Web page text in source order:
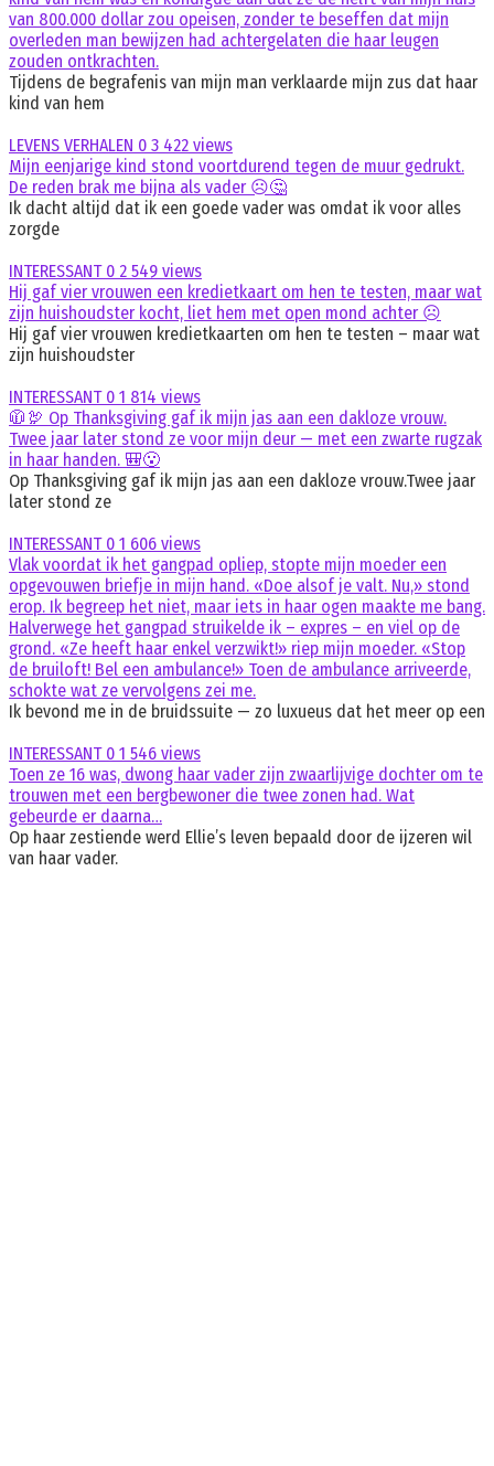
van 800.000 dollar zou opeisen, zonder te beseffen dat mijn
overleden man bewijzen had achtergelaten die haar leugen
zouden ontkrachten.
Tijdens de begrafenis van mijn man verklaarde mijn zus dat haar
kind van hem
LEVENS VERHALEN 0 3 422 views
Mijn eenjarige kind stond voortdurend tegen de muur gedrukt.
De reden brak me bijna als vader ☹️🤔
Ik dacht altijd dat ik een goede vader was omdat ik voor alles
zorgde
INTERESSANT0 2 549 views
Hij gaf vier vrouwen een kredietkaart om hen te testen, maar wat
zijn huishoudster kocht, liet hem met open mond achter ☹️
Hij gaf vier vrouwen kredietkaarten om hen te testen – maar wat
zijn huishoudster
INTERESSANT0 1 814 views
🧥🦃 Op Thanksgiving gaf ik mijn jas aan een dakloze vrouw.
Twee jaar later stond ze voor mijn deur — met een zwarte rugzak
in haar handen. 🎒😮
Op Thanksgiving gaf ik mijn jas aan een dakloze vrouw.Twee jaar
later stond ze
INTERESSANT0 1 606 views
Vlak voordat ik het gangpad opliep, stopte mijn moeder een
opgevouwen briefje in mijn hand. «Doe alsof je valt. Nu,» stond
erop. Ik begreep het niet, maar iets in haar ogen maakte me bang.
Halverwege het gangpad struikelde ik – expres – en viel op de
grond. «Ze heeft haar enkel verzwikt!» riep mijn moeder. «Stop
de bruiloft! Bel een ambulance!» Toen de ambulance arriveerde,
schokte wat ze vervolgens zei me.
Ik bevond me in de bruidssuite — zo luxueus dat het meer op een
INTERESSANT0 1 546 views
Toen ze 16 was, dwong haar vader zijn zwaarlijvige dochter om te
trouwen met een bergbewoner die twee zonen had. Wat
gebeurde er daarna…
Op haar zestiende werd Ellie’s leven bepaald door de ijzeren wil
van haar vader.